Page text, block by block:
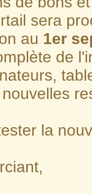
sera
au 1er
de
la